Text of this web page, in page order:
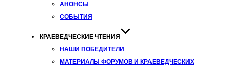
АНОНСЫ
СОБЫТИЯ
КРАЕВЕДЧЕСКИЕ ЧТЕНИЯ
НАШИ ПОБЕДИТЕЛИ
МАТЕРИАЛЫ ФОРУМОВ И КРАЕВЕДЧЕСКИХ